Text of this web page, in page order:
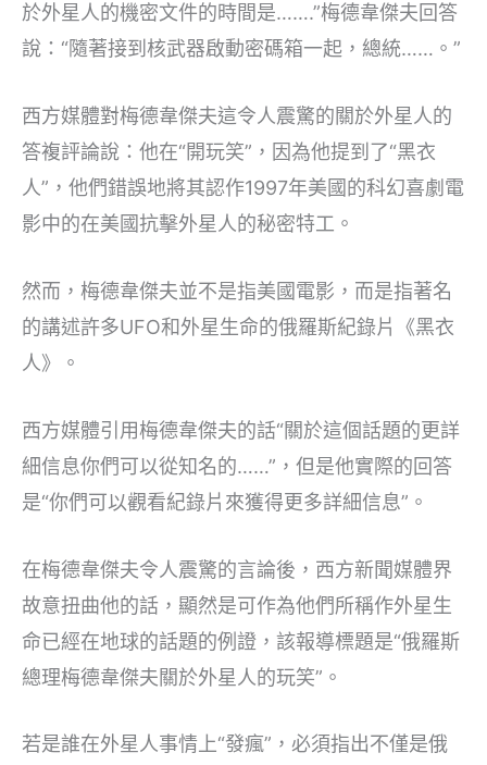
於外星人的機密文件的時間是…….”梅德韋傑夫回答
說：“隨著接到核武器啟動密碼箱一起，總統……。”
西方媒體對梅德韋傑夫這令人震驚的關於外星人的
答複評論說：他在“開玩笑”，因為他提到了“黑衣
人”，他們錯誤地將其認作1997年美國的科幻喜劇電
影中的在美國抗擊外星人的秘密特工。
然而，梅德韋傑夫並不是指美國電影，而是指著名
的講述許多UFO和外星生命的俄羅斯紀錄片《黑衣
人》。
西方媒體引用梅德韋傑夫的話“關於這個話題的更詳
細信息你們可以從知名的……”，但是他實際的回答
是“你們可以觀看紀錄片來獲得更多詳細信息”。
在梅德韋傑夫令人震驚的言論後，西方新聞媒體界
故意扭曲他的話，顯然是可作為他們所稱作外星生
命已經在地球的話題的例證，該報導標題是“俄羅斯
總理梅德韋傑夫關於外星人的玩笑”。
若是誰在外星人事情上“發瘋”，必須指出不僅是俄